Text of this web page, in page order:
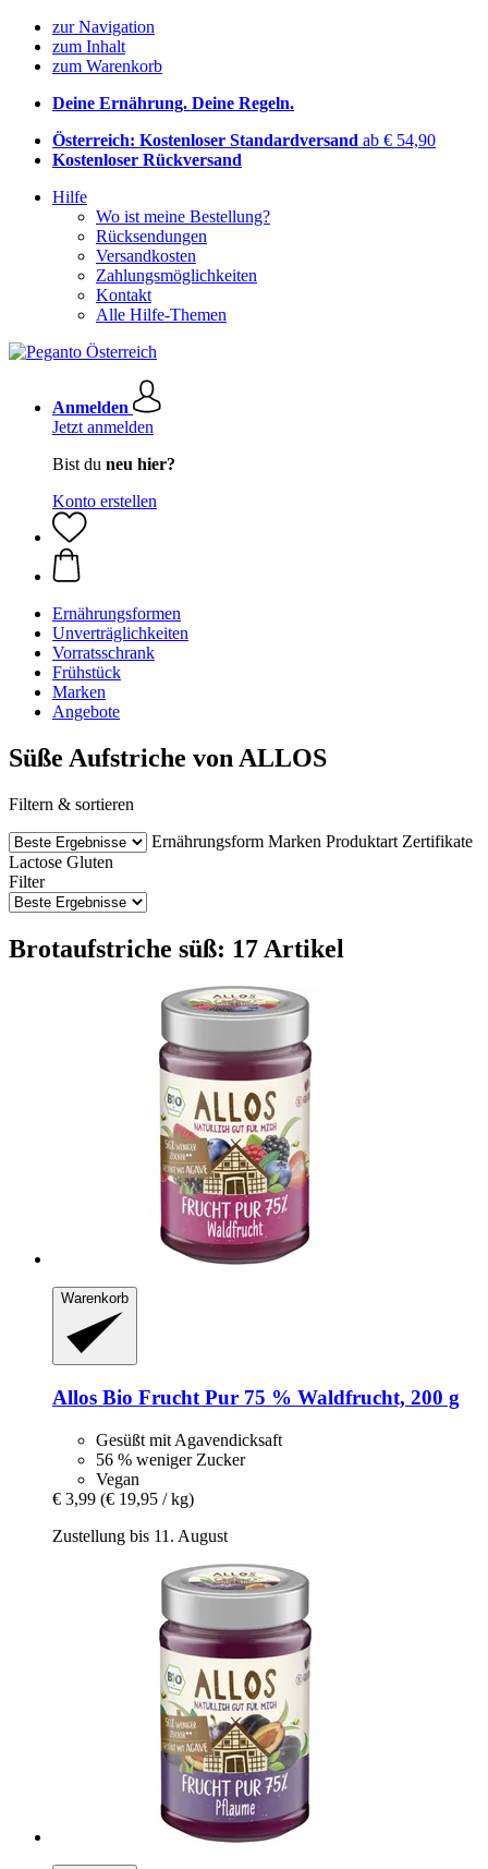
zur Navigation
zum Inhalt
zum Warenkorb
Deine Ernährung. Deine Regeln.
Österreich: Kostenloser Standardversand ab € 54,90
Kostenloser Rückversand
Hilfe
Wo ist meine Bestellung?
Rücksendungen
Versandkosten
Zahlungsmöglichkeiten
Kontakt
Alle Hilfe-Themen
Anmelden
Jetzt anmelden
Bist du neu hier?
Konto erstellen
Ernährungsformen
Unverträglichkeiten
Vorratsschrank
Frühstück
Marken
Angebote
Süße Aufstriche von ALLOS
Filtern & sortieren
Ernährungsform Marken Produktart Zertifikate
Lactose Gluten
Filter
Brotaufstriche süß: 17 Artikel
Warenkorb
Allos Bio Frucht Pur 75 % Waldfrucht, 200 g
Gesüßt mit Agavendicksaft
56 % weniger Zucker
Vegan
€ 3,99 (€ 19,95 / kg)
Zustellung bis 11. August